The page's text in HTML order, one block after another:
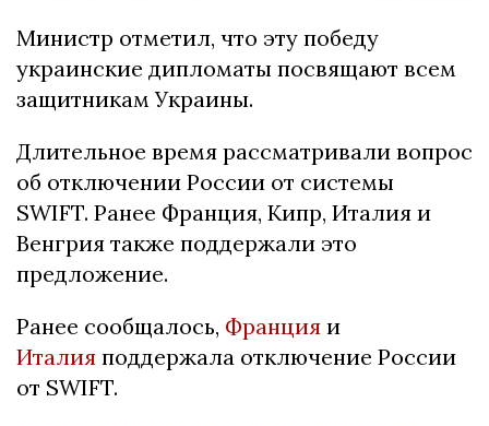
Министр отметил, что эту победу
украинские дипломаты посвящают всем
защитникам Украины.
Длительное время рассматривали вопрос
об отключении России от системы
SWIFT. Ранее Франция, Кипр, Италия и
Венгрия также поддержали это
предложение.
Ранее сообщалось, Франция и
Италия поддержала отключение России
от SWIFT.